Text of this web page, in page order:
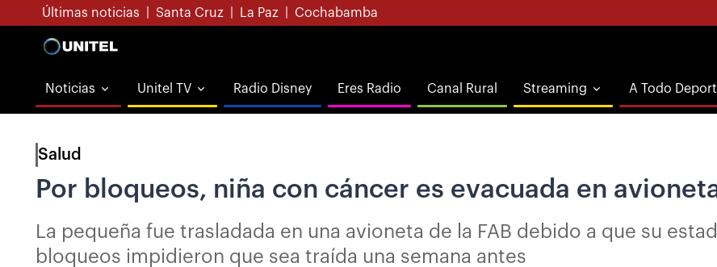
Últimas noticias Santa Cruz La Paz Cochabamba
Noticias Unitel TV Radio Disney Eres Radio Canal Rural Streaming A Todo
Salud
Por bloqueos, niña con cáncer es evacuada en
La pequeña fue trasladada en una avioneta de la FAB debido a que su
bloqueos impidieron que sea traída una semana antes